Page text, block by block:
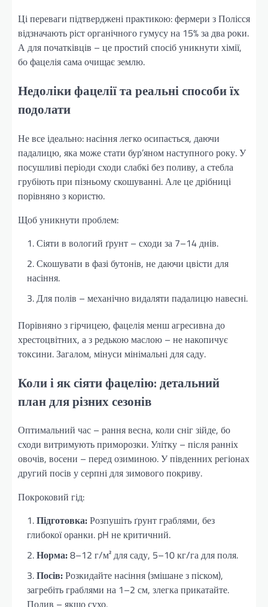
Ці переваги підтверджені практикою: фермери з Полісся
відзначають ріст органічного гумусу на 15% за два роки.
А для початківців – це простий спосіб уникнути хімії,
бо фацелія сама очищає землю.
Недоліки фацелії та реальні способи їх
подолати
Не все ідеально: насіння легко осипається, даючи
падалицю, яка може стати бур’яном наступного року. У
посушливі періоди сходи слабкі без поливу, а стебла
грубіють при пізньому скошуванні. Але це дрібниці
порівняно з користю.
Щоб уникнути проблем:
Сіяти в вологий ґрунт – сходи за 7–14 днів.
Скошувати в фазі бутонів, не даючи цвісти для
насіння.
Для полів – механічно видаляти падалицю навесні.
Порівняно з гірчицею, фацелія менш агресивна до
хрестоцвітних, а з редькою маслою – не накопичує
токсини. Загалом, мінуси мінімальні для саду.
Коли і як сіяти фацелію: детальний
план для різних сезонів
Оптимальний час – рання весна, коли сніг зійде, бо
сходи витримують приморозки. Улітку – після ранніх
овочів, восени – перед озиминою. У південних регіонах
другий посів у серпні для зимового покриву.
Покроковий гід:
Підготовка:Розпушіть ґрунт граблями, без
глибокої оранки. pH не критичний.
Норма:8–12 г/м² для саду, 5–10 кг/га для поля.
Посів:Розкидайте насіння (змішане з піском),
загребіть граблями на 1–2 см, злегка прикатайте.